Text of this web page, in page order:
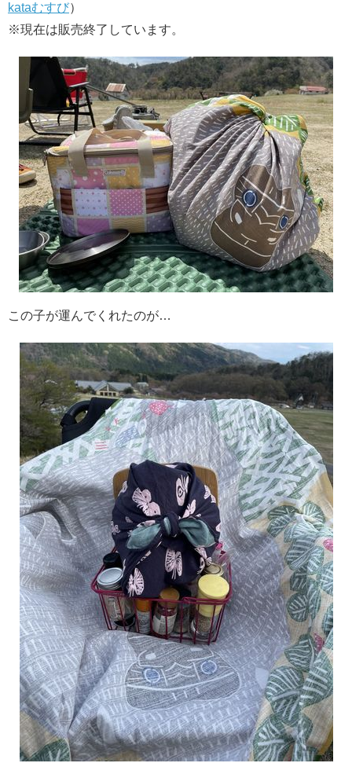
kataむすび）
※現在は販売終了しています。
この子が運んでくれたのが…